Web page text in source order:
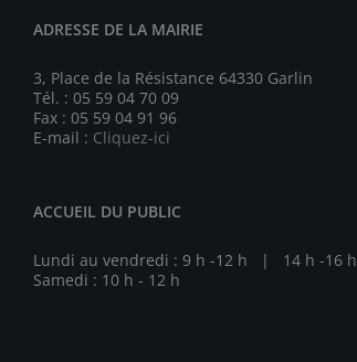
ADRESSE DE LA MAIRIE
3, Place de la Résistance 64330 Garlin
Tél. : 05 59 04 70 09
Fax : 05 59 04 91 96
E-mail : Cliquez-ici
ACCUEIL DU PUBLIC
Lundi au vendredi : 9 h -12 h | 14 h -16 h
Samedi : 10 h - 12 h